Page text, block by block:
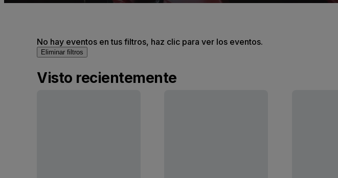
No hay eventos en tus filtros, haz clic para ver los eventos.
Eliminar filtros
Visto recientemente